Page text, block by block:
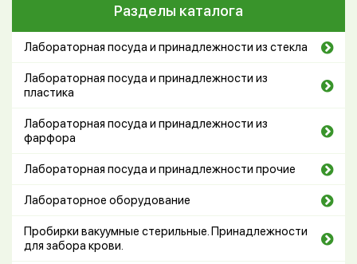
Разделы каталога
Лабораторная посуда и принадлежности из стекла
Лабораторная посуда и принадлежности из
пластика
Лабораторная посуда и принадлежности из
фарфора
Лабораторная посуда и принадлежности прочие
Лабораторное оборудование
Пробирки вакуумные стерильные. Принадлежности
для забора крови.